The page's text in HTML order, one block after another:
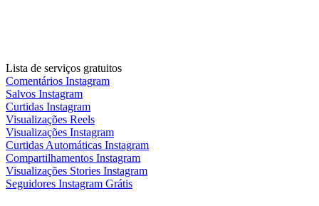
Lista de serviços gratuitos
Comentários Instagram
Salvos Instagram
Curtidas Instagram
Visualizações Reels
Visualizações Instagram
Curtidas Automáticas Instagram
Compartilhamentos Instagram
Visualizações Stories Instagram
Seguidores Instagram Grátis